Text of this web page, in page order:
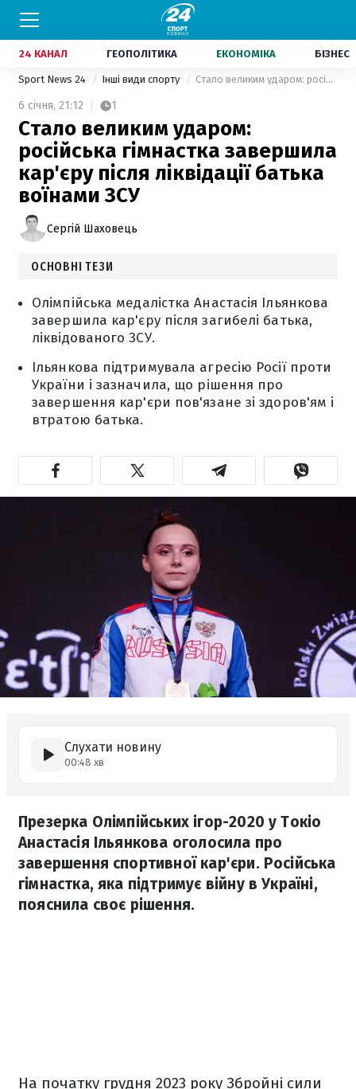
24 КАНАЛ ГЕОПОЛІТИКА ЕКОНОМІКА БІЗНЕС
Sport News 24 Інші види спорту Стало великим ударом: російська гімнастка завершила кар'єру після ліквідації батька воїнами ЗСУ
6 січня, 21:12 1
Стало великим ударом:
російська гімнастка завершила
кар'єру після ліквідації батька
воїнами ЗСУ
Сергій Шаховець
ОСНОВНІ ТЕЗИ
Олімпійська медалістка Анастасія Ільянкова
завершила кар'єру після загибелі батька,
ліквідованого ЗСУ.
Ільянкова підтримувала агресію Росії проти
України і зазначила, що рішення про
завершення кар'єри пов'язане зі здоров'ям і
втратою батька.
Слухати новину
00:48 хв
Презерка Олімпійських ігор-2020 у Токіо
Анастасія Ільянкова оголосила про
завершення спортивної кар'єри. Російська
гімнастка, яка підтримує війну в Україні,
пояснила своє рішення.
На початку грудня 2023 року Збройні сили